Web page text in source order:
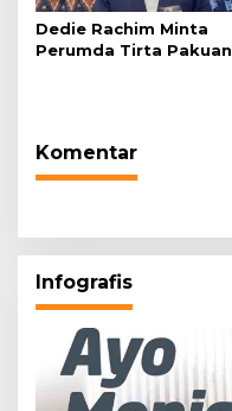
Dedie Rachim Minta
Perumda Tirta Pakuan
Komentar
Infografis